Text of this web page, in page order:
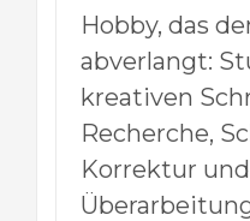
Hobby, das
abverlangt:
kreativen
Recherche,
Korrektur